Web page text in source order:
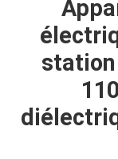
MAISON
PRODUITS
AU